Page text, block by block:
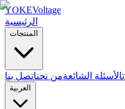
YOKEVoltage
الرئيسية
المنتجات
الأسئلة الشائعةمن نحناتصل بنا
العربية